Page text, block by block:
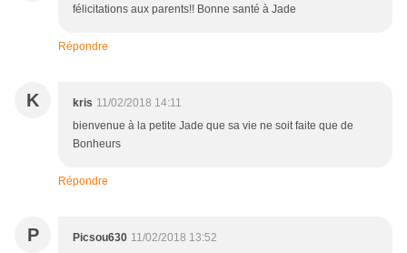
félicitations aux parents!! Bonne santé à Jade
Répondre
K kris 11/02/2018 14:11
bienvenue à la petite Jade que sa vie ne soit faite que de
Bonheurs
Répondre
P Picsou630 11/02/2018 13:52